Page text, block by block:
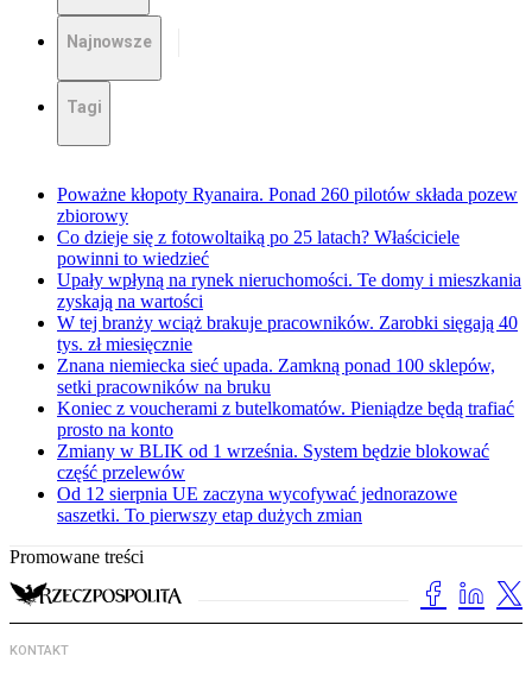
Najnowsze
Tagi
Poważne kłopoty Ryanaira. Ponad 260 pilotów składa pozew
zbiorowy
Co dzieje się z fotowoltaiką po 25 latach? Właściciele
powinni to wiedzieć
Upały wpłyną na rynek nieruchomości. Te domy i mieszkania
zyskają na wartości
W tej branży wciąż brakuje pracowników. Zarobki sięgają 40
tys. zł miesięcznie
Znana niemiecka sieć upada. Zamkną ponad 100 sklepów,
setki pracowników na bruku
Koniec z voucherami z butelkomatów. Pieniądze będą trafiać
prosto na konto
Zmiany w BLIK od 1 września. System będzie blokować
część przelewów
Od 12 sierpnia UE zaczyna wycofywać jednorazowe
saszetki. To pierwszy etap dużych zmian
Promowane treści
KONTAKT